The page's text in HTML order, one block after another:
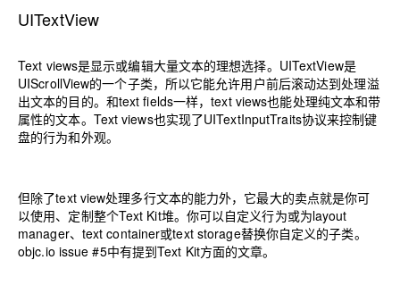
UITextView
Text views是显示或编辑大量文本的理想选择。UITextView是
UIScrollView的一个子类，所以它能允许用户前后滚动达到处理溢
出文本的目的。和text fields一样，text views也能处理纯文本和带
属性的文本。Text views也实现了UITextInputTraits协议来控制键
盘的行为和外观。
但除了text view处理多行文本的能力外，它最大的卖点就是你可
以使用、定制整个Text Kit堆。你可以自定义行为或为layout
manager、text container或text storage替换你自定义的子类。
objc.io issue #5中有提到Text Kit方面的文章。